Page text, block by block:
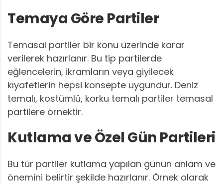
Temaya Göre Partiler
Temasal partiler bir konu üzerinde karar
verilerek hazırlanır. Bu tip partilerde
eğlencelerin, ikramların veya giyilecek
kıyafetlerin hepsi konsepte uygundur. Deniz
temalı, kostümlü, korku temalı partiler temasal
partilere örnektir.
Kutlama ve Özel Gün Partileri
Bu tür partiler kutlama yapılan günün anlam ve
önemini belirtir şekilde hazırlanır. Örnek olarak